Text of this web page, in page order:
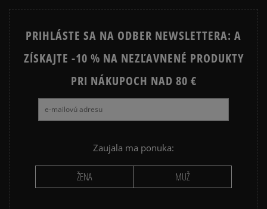
STAR
JORDAN 4 NEW BALANCE 740
NEW BALANCE 9060 NIKE AIR FORCE 1
NIKE AIR FORCE 1 07 NIKE AIR FORCE 1 LV8
NIKE AIR MAX 90 NIKE DUNK
NIKE P-6000 NIKE SHOX
PUMA SUEDE REEBOK CLASSIC
VANS OLD SKOOL VANS SK8
PRIHLÁSTE SA NA ODBER NEWSLETTERA: A
ZÍSKAJTE -10 % NA NEZĽAVNENÉ PRODUKTY
PRI NÁKUPOCH NAD 80 €
Zaujala ma ponuka:
ŽENA MUŽ